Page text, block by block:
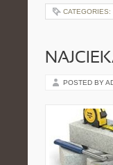
CATEGORIES:
POSTED BY